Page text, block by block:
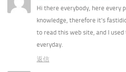
Hi there everybody, here every
knowledge, therefore it’s
to read this web site, and I
everyday.
返信